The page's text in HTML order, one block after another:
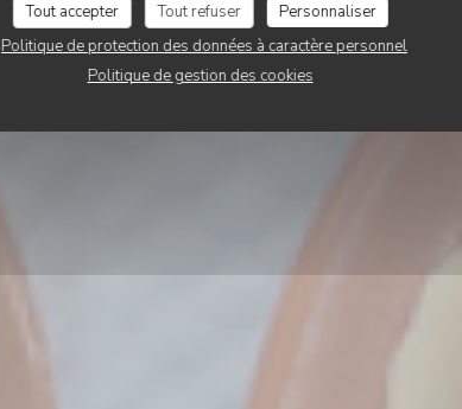
Tout accepter Tout refuser
Personnaliser
Politique de protection des données à caractère personnel
Politique de gestion des cookies
RÉSERVER VENTE À EMPORTER